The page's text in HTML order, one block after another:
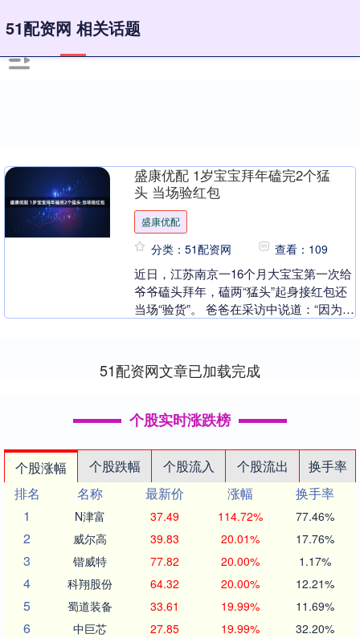
51配资网 相关话题
盛康优配 1岁宝宝拜年磕完2个猛
头 当场验红包
盛康优配
分类：51配资网 查看：109
近日，江苏南京一16个月大宝宝第一次给
爷爷磕头拜年，磕两“猛头”起身接红包还
当场“验货”。 爸爸在采访中说道：“因为我
51配资网文章已加载完成
个股实时涨跌榜
个股涨幅 个股跌幅 个股流入 个股流出
换手率
排名
名称 最新价 涨幅
换手率
1
N津富 37.49 114.72% 77.46%
2 威尔高 39.83 20.01% 17.76%
3 锴威特 77.82 20.00% 1.17%
4 科翔股份 64.32 20.00% 12.21%
5 蜀道装备 33.61 19.99% 11.69%
6 中巨芯 27.85 19.99% 32.20%